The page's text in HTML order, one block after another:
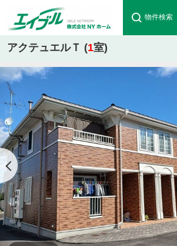
物件検索
アクテュエルＴ (1室)